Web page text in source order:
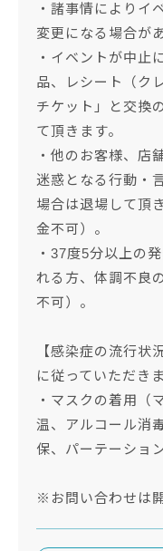
・諸事情によりイ
変更になる場合が
・イベントが中止
品、レシート（ク
チケット」と交換
て頂きます。
・他のお客様、店
迷惑となる行動・
場合は退場して頂
金不可）。
・37度5分以上の
れる方、体調不良
不可）。
【感染症の流行状
に従っていただきま
・マスクの着用（
温、アルコール消
保、パーテーショ
※お問い合わせは